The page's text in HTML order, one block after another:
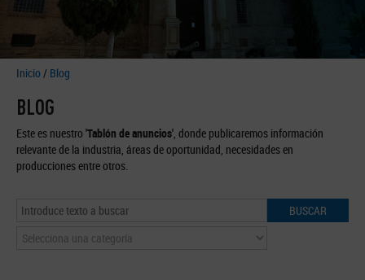
Inicio / Blog
BLOG
Este es nuestro 'Tablón de anuncios', donde publicaremos información
relevante de la industria, áreas de oportunidad, necesidades en
producciones entre otros.
BUSCAR